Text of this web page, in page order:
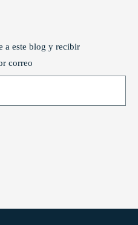
a este blog y recibir
correo